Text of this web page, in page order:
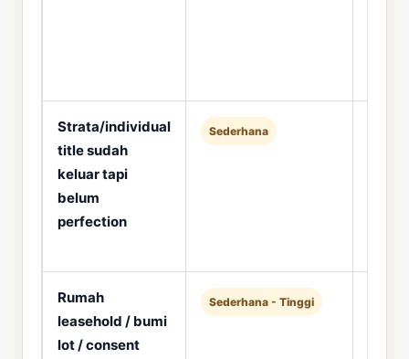
Strata/individual
title sudah
keluar tapi
belum
perfection
Sederhana
Rumah
leasehold / bumi
lot / consent
Sederhana - Tinggi